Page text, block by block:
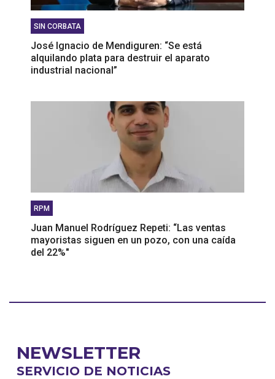
SIN CORBATA
José Ignacio de Mendiguren: “Se está
alquilando plata para destruir el aparato
industrial nacional”
RPM
Juan Manuel Rodríguez Repeti: “Las ventas
mayoristas siguen en un pozo, con una caída
del 22%"
NEWSLETTER
SERVICIO DE NOTICIAS